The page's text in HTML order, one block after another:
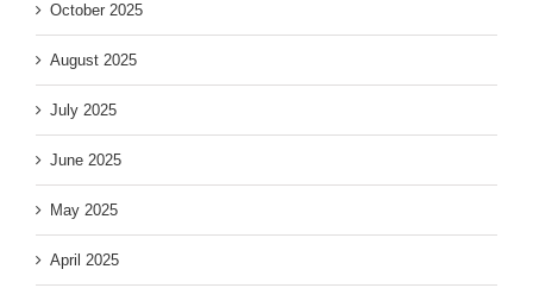
October 2025
August 2025
July 2025
June 2025
May 2025
April 2025